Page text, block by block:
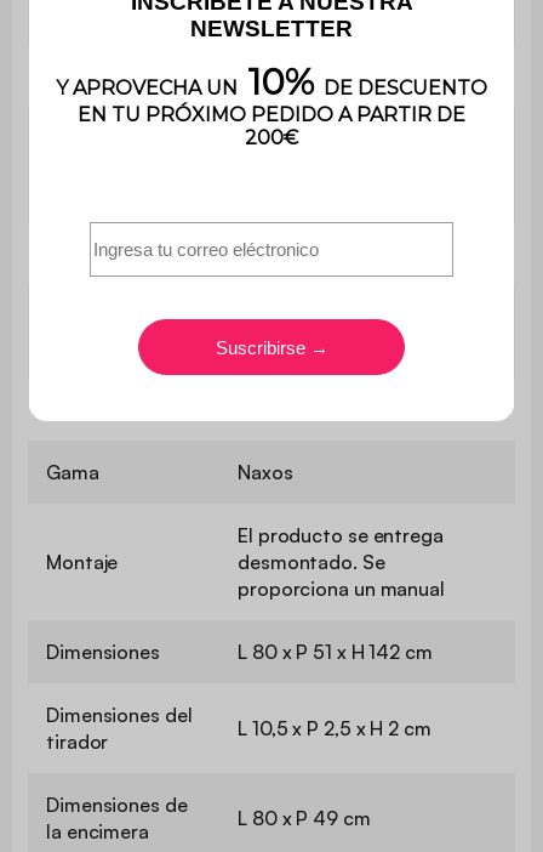
Instalación De pie
Número de pies 4
31,2 kg
Gama Naxos
Montaje
El producto se entrega
desmontado. Se
proporciona un manual
Dimensiones L 80 x P 51 x H 142 cm
Dimensiones del
tirador
L 10,5 x P 2,5 x H 2 cm
Dimensiones de
la encimera
L 80 x P 49 cm